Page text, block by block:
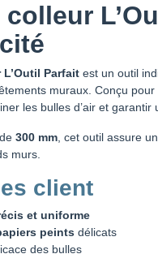
colleur
Parfait est un outil
muraux. Conçu pour
les bulles d’air et
300 mm, cet outil assure
murs.
client
et uniforme
peints délicats
des bulles